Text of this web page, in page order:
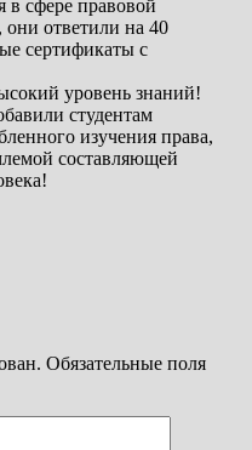
в сфере правовой
они ответили на 40
сертификаты с
уровень знаний!
студентам
изучения права,
составляющей
Обязательные поля